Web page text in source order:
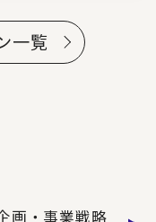
一覧
画・事業戦略